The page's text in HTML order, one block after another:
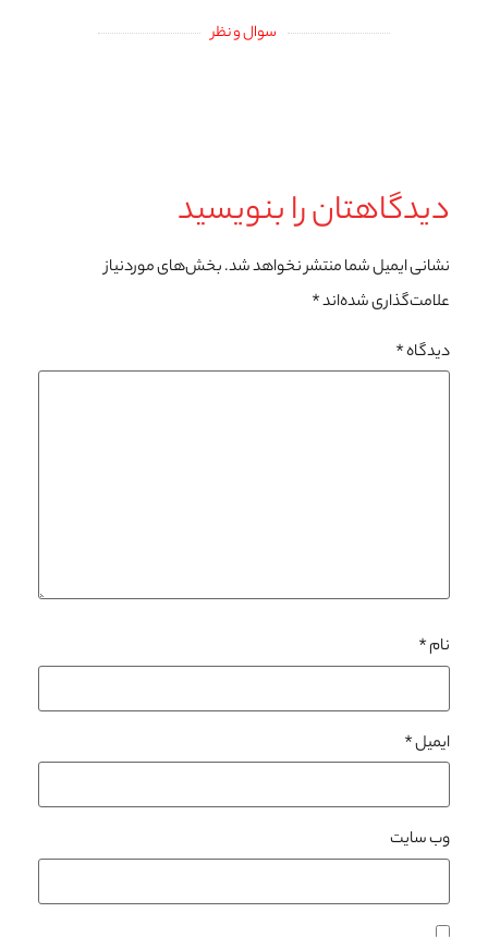
سوال و نظر
دیدگاهتان را بنویسید
نشانی ایمیل شما منتشر نخواهد شد.بخش‌های موردنیاز
علامت‌گذاری شده‌اند*
دیدگاه*
نام*
ایمیل*
وب‌ سایت